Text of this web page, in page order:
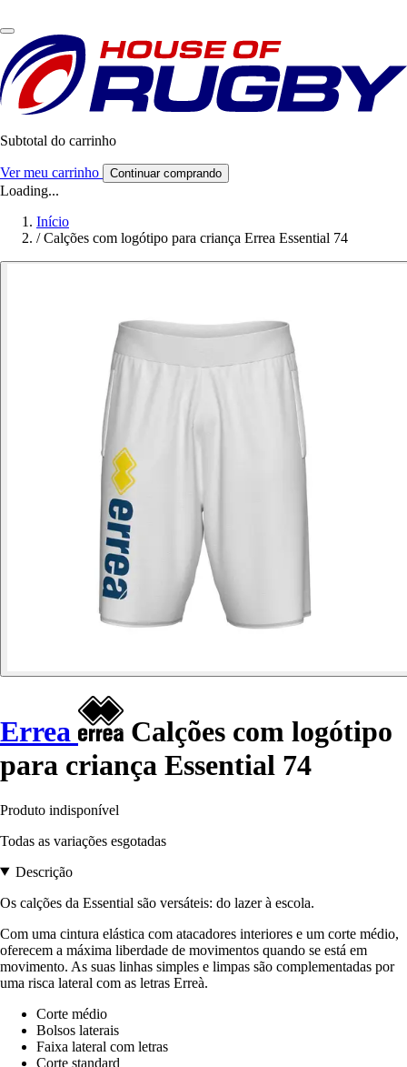
Subtotal do carrinho
Ver meu carrinho Continuar comprando
Loading...
Início
/ Calções com logótipo para criança Errea Essential 74
Errea
Calções com logótipo
para criança Essential 74
Produto indisponível
Todas as variações esgotadas
Descrição
Os calções da Essential são versáteis: do lazer à escola.
Com uma cintura elástica com atacadores interiores e um corte médio,
oferecem a máxima liberdade de movimentos quando se está em
movimento. As suas linhas simples e limpas são complementadas por
uma risca lateral com as letras Erreà.
Corte médio
Bolsos laterais
Faixa lateral com letras
Corte standard